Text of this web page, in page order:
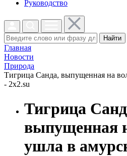
Руководство
Найти
Главная
Новости
Природа
Тигрица Санда, выпущенная на
- 2x2.su
Тигрица
выпущенная
ушла в